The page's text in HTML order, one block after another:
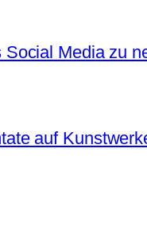
Social Media zu
auf